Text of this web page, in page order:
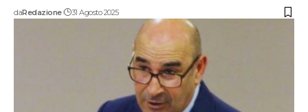
daRedazione 31 Agosto 2025